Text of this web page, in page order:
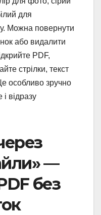
для
Можна повернути
або видалити
PDF,
стрілки, текст
особливо зручно
відразу
—
без